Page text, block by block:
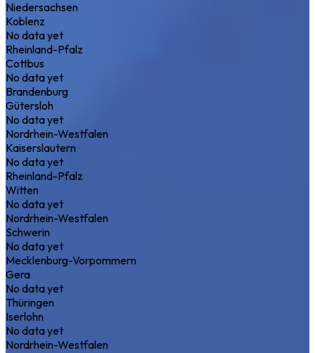
Niedersachsen
Koblenz
No data yet
Rheinland-Pfalz
Cottbus
No data yet
Brandenburg
Gütersloh
No data yet
Nordrhein-Westfalen
Kaiserslautern
No data yet
Rheinland-Pfalz
Witten
No data yet
Nordrhein-Westfalen
Schwerin
No data yet
Mecklenburg-Vorpommern
Gera
No data yet
Thüringen
Iserlohn
No data yet
Nordrhein-Westfalen